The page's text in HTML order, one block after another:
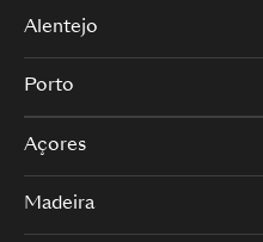
Alentejo
Porto
Açores
Madeira